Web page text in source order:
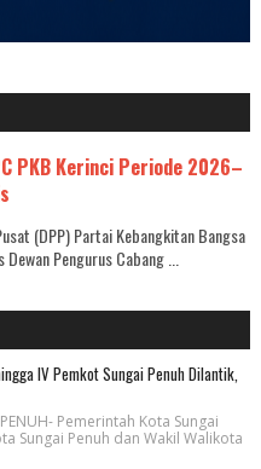
PKB Kerinci Periode 2026–
(DPP) Partai Kebangkitan Bangsa
Pengurus Cabang ...
IV Pemkot Sungai Penuh Dilantik,
Pemerintah Kota Sungai
Sungai Penuh dan Wakil Walikota